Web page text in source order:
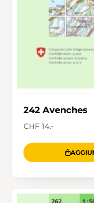
242 Avenches
CHF 14.-